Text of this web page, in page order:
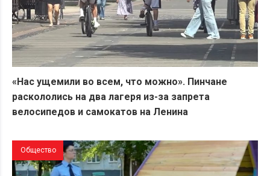
«Нас ущемили во всем, что можно». Пинчане
раскололись на два лагеря из-за запрета
велосипедов и самокатов на Ленина
Общество